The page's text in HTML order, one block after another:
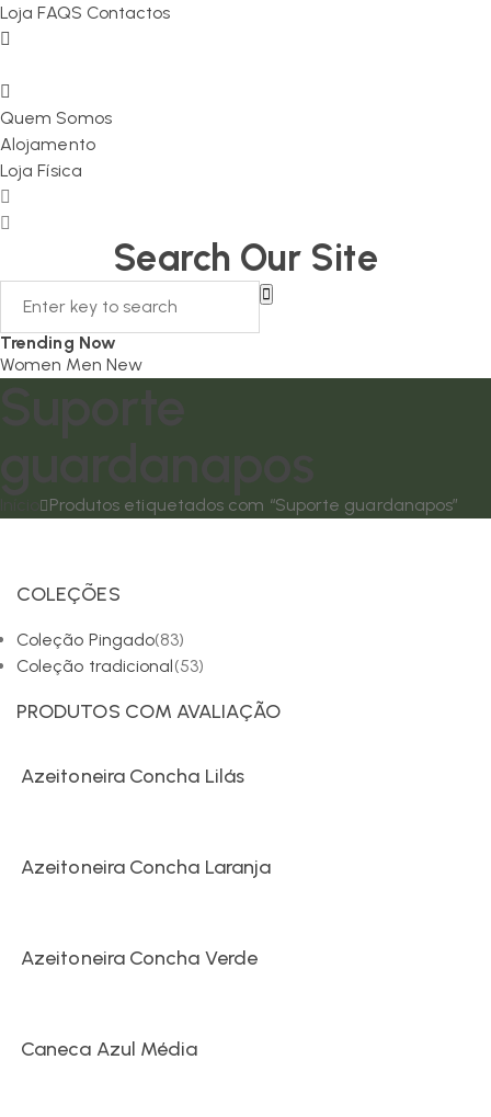
Loja FAQS Contactos
Quem Somos
Alojamento
Loja Física
Search Our Site
Trending Now
Women Men New
Produtos etiquetados com “Suporte guardanapos”
COLEÇÕES
Coleção Pingado(83)
Coleção tradicional(53)
PRODUTOS COM AVALIAÇÃO
Azeitoneira Concha Lilás
Azeitoneira Concha Laranja
Azeitoneira Concha Verde
Caneca Azul Média